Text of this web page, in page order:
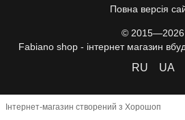
Повна версія
© 2015—2026
Fabiano shop - інтернет магазин
RU UA
Інтернет-магазин створений з Хорошоп